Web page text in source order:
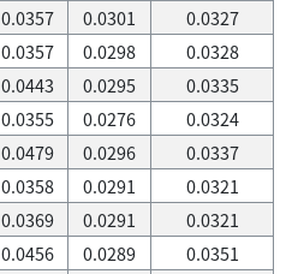
0.0357 0.0301
0.0327
0.0357 0.0298
0.0328
0.0443 0.0295
0.0335
0.0355 0.0276
0.0324
0.0479 0.0296
0.0337
0.0358 0.0291
0.0321
0.0369 0.0291
0.0321
0.0456 0.0289
0.0351